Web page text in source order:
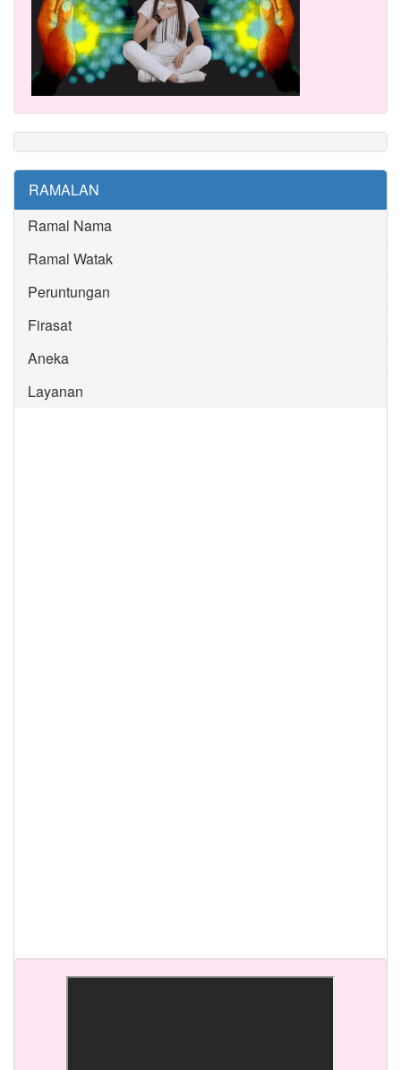
RAMALAN
Ramal Nama
Ramal Watak
Peruntungan
Firasat
Aneka
Layanan